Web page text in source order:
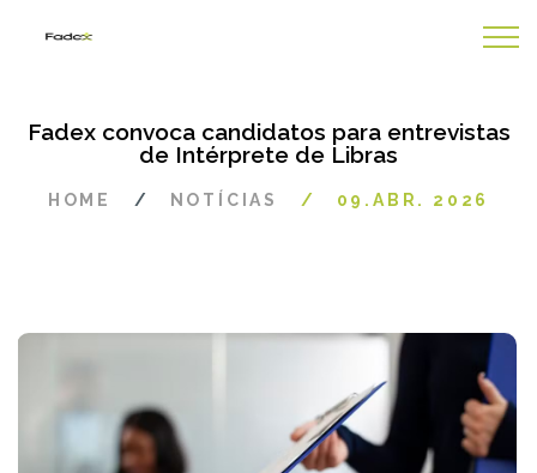
Fadex convoca candidatos para entrevistas
de Intérprete de Libras
HOME NOTÍCIAS 09.ABR. 2026